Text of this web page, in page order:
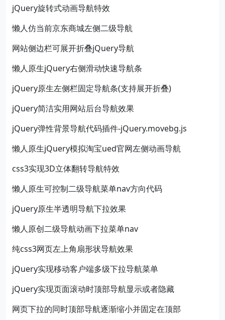
jQuery旋转式动画导航特效
懒人仿当前京东商城左侧二级导航
网站侧边栏可展开折叠jQuery导航
懒人原生jQuery右侧滑动快速导航条
jQuery原生左侧栏固定导航条(支持展开折叠)
jQuery简洁实用网站后台导航效果
jQuery弹性背景导航代码插件-jQuery.movebg.js
懒人原生jQuery模拟淘宝ued官网左侧动画导航
css3实现3D立体翻转导航特效
懒人原生可控制二级导航菜单nav方向代码
jQuery原生半透明导航下拉效果
懒人原创二级导航动画下拉菜单nav
纯css3网页左上角扇形状导航效果
jQuery实现移动客户端多级下拉导航菜单
jQuery实现页面滚动时顶部导航显示或者隐藏
网页下拉的同时顶部导航逐渐缩小并固定在顶部